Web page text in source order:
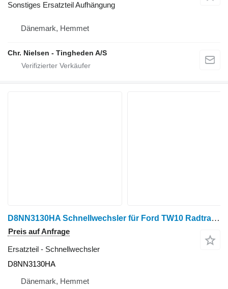
Sonstiges Ersatzteil Aufhängung
Dänemark, Hemmet
Chr. Nielsen - Tingheden A/S
D8NN3130HA Schnellwechsler für Ford TW10 Radtraktor
Preis auf Anfrage
Ersatzteil - Schnellwechsler
D8NN3130HA
Dänemark, Hemmet